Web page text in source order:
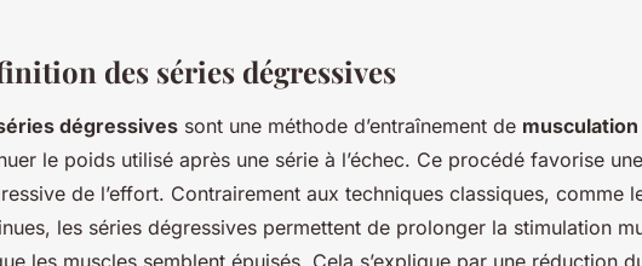
des séries dégressives
dégressives sont une méthode d’entraînement de musculation
le poids utilisé après une série à l’échec. Ce procédé favorise une
de l’effort. Contrairement aux techniques classiques, comme
les séries dégressives permettent de prolonger la stimulation